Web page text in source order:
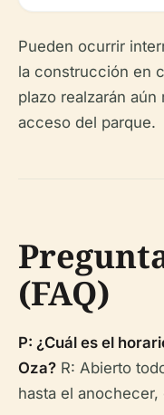
Pueden ocurrir
la construcción en
plazo realzarán
acceso del parque.
(FAQ)
P: ¿Cuál es el
Oza? R: Abierto
hasta el